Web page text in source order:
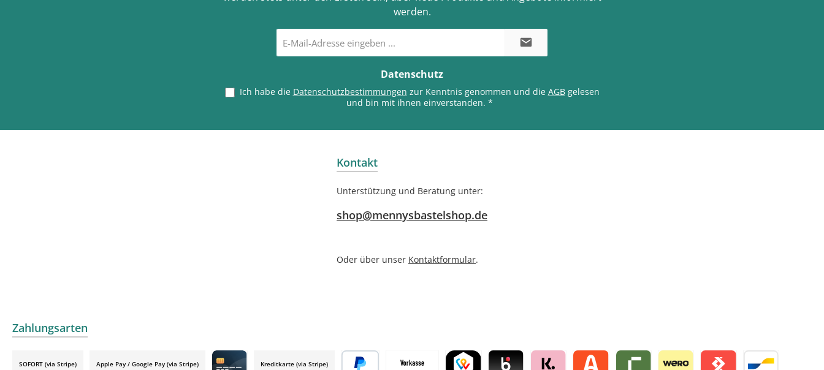
werden.
Mail-
Adresse
Datenschutz
Ich habe die Datenschutzbestimmungen zur Kenntnis genommen und die AGBgelesen
und bin mit ihnen einverstanden. *
Kontakt
Unterstützung und Beratung unter:
shop@mennysbastelshop.de
Oder über unser Kontaktformular.
Zahlungsarten
SOFORT (via Stripe) Apple Pay / Google Pay (via Stripe) Kreditkarte (via Stripe)